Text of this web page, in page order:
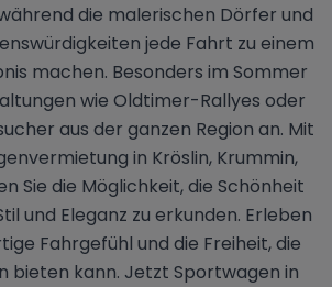
die malerischen Dörfer und
jede Fahrt zu einem
machen. Besonders im Sommer
wie Oldtimer-Rallyes oder
aus der ganzen Region an. Mit
in Kröslin, Krummin,
Sie die Möglichkeit, die Schönheit
und Eleganz zu erkunden. Erleben
Fahrgefühl und die Freiheit, die
bieten kann. Jetzt Sportwagen in